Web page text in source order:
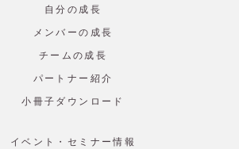
自分の成長
メンバーの成長
チームの成長
パートナー紹介
小冊子ダウンロード
イベント・セミナー情報